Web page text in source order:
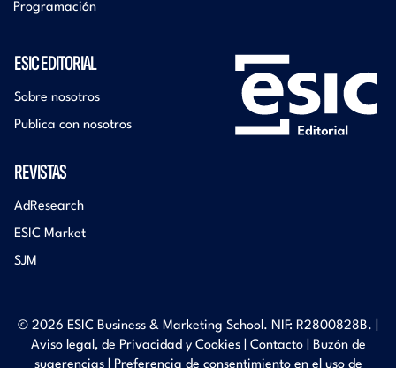
Programación
ESIC EDITORIAL
Sobre nosotros
Publica con nosotros
REVISTAS
AdResearch
ESIC Market
SJM
© 2026 ESIC Business & Marketing School. NIF: R2800828B. |
Aviso legal, de Privacidad y Cookies| Contacto| Buzón de
sugerencias| Preferencia de consentimiento en el uso de